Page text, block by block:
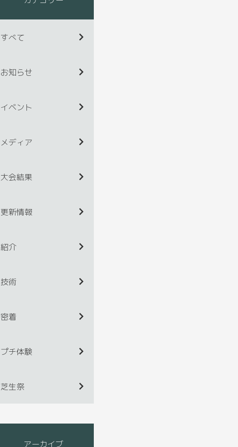
すべて
お知らせ
イベント
メディア
大会結果
更新情報
紹介
技術
密着
プチ体験
芝生祭
アーカイブ